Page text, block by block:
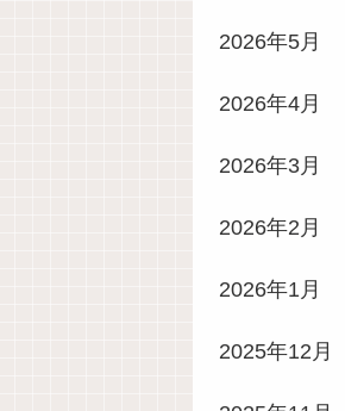
2026年5月
2026年4月
2026年3月
2026年2月
2026年1月
2025年12月